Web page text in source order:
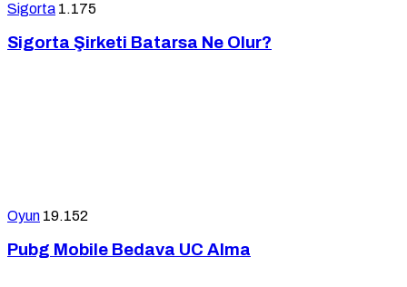
Sigorta 1.175
Sigorta Şirketi Batarsa Ne Olur?
Oyun 19.152
Pubg Mobile Bedava UC Alma